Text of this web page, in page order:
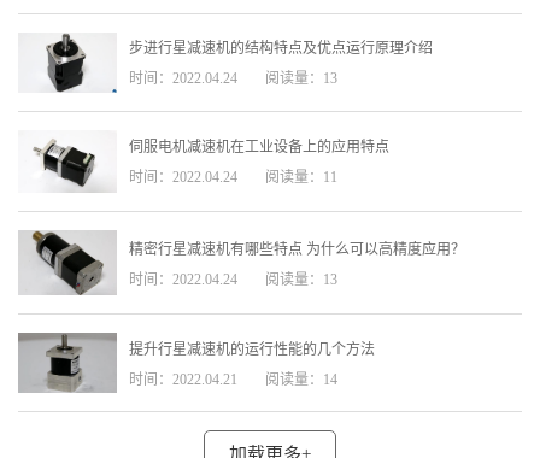
步进行星减速机的结构特点及优点运行原理介绍
时间：2022.04.24
阅读量：13
伺服电机减速机在工业设备上的应用特点
时间：2022.04.24
阅读量：11
精密行星减速机有哪些特点 为什么可以高精度应用？
时间：2022.04.24
阅读量：13
提升行星减速机的运行性能的几个方法
时间：2022.04.21
阅读量：14